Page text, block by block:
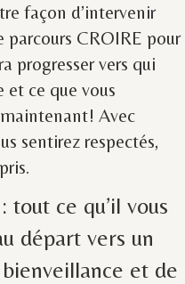
façon d’intervenir
parcours CROIRE pour
progresser vers qui
et ce que vous
Avec
sentirez respectés,
tout ce qu’il vous
départ vers un
et de